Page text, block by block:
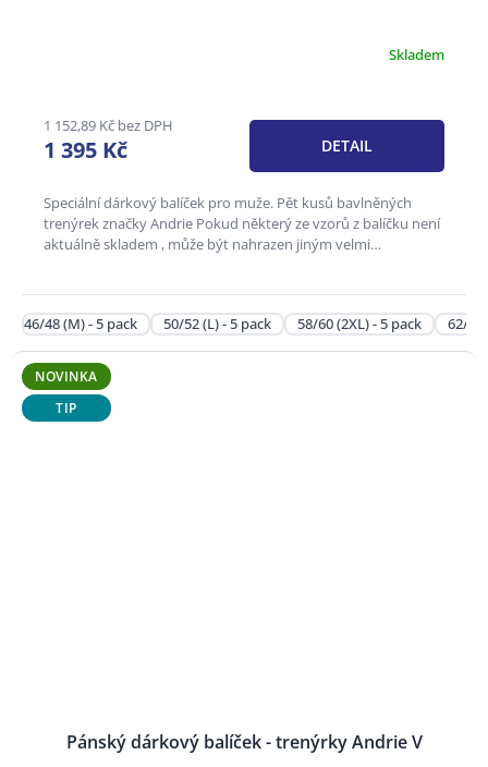
je
3,4
z
hvězdiček.
Skladem
1 152,89 Kč bez DPH
1 395 Kč DETAIL
Speciální dárkový balíček pro muže. Pět kusů bavlněných
trenýrek značky Andrie Pokud některý ze vzorů z balíčku není
aktuálně skladem , může být nahrazen jiným velmi
46/48 (M) - 5 pack 50/52 (L) - 5 pack 58/60 (2XL) - 5 pack 62/64
NOVINKA
TIP
Pánský dárkový balíček - trenýrky Andrie V